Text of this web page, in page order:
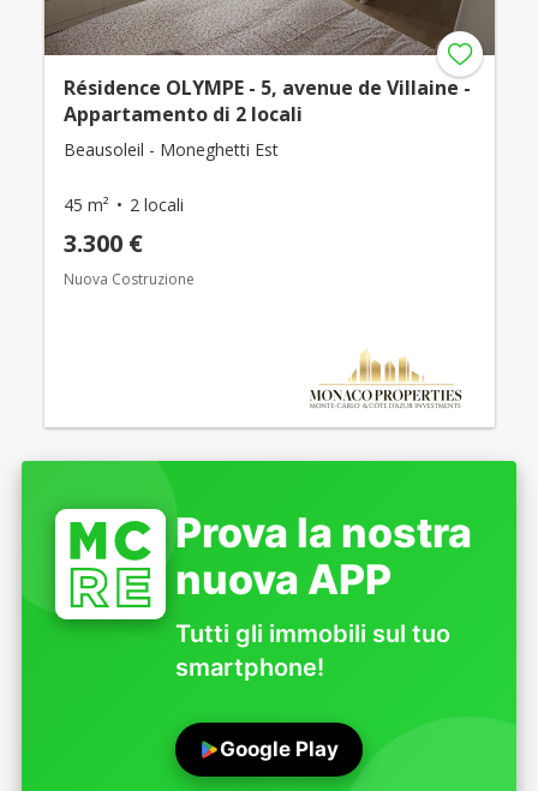
Résidence OLYMPE - 5, avenue de Villaine -
Appartamento di 2 locali
Beausoleil - Moneghetti Est
45 m² 2 locali
3.300 €
Nuova Costruzione
Prova la nostra
nuova APP
Tutti gli immobili sul tuo
smartphone!
Google Play